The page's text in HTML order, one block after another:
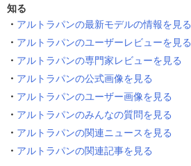
知る
アルトラパンの最新モデルの情報を見る
アルトラパンのユーザーレビューを見る
アルトラパンの専門家レビューを見る
アルトラパンの公式画像を見る
アルトラパンのユーザー画像を見る
アルトラパンのみんなの質問を見る
アルトラパンの関連ニュースを見る
アルトラパンの関連記事を見る